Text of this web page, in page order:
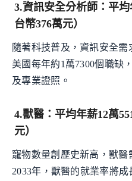
3.資訊安全分析師：平
台幣376萬元）
隨著科技普及，資訊安全需
美國每年約1萬7300個職缺
及專業證照。
4.獸醫：平均年薪12萬
元）
寵物數量創歷史新高，獸醫
2033年，獸醫的就業率將